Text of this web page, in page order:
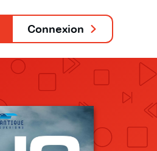
Connexion